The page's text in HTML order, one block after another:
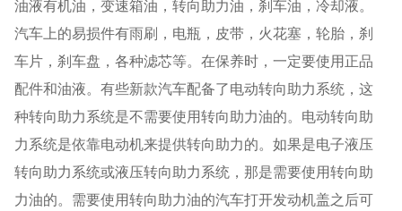
油液有机油，变速箱油，转向助力油，刹车油，冷却液。
汽车上的易损件有雨刷，电瓶，皮带，火花塞，轮胎，刹
车片，刹车盘，各种滤芯等。在保养时，一定要使用正品
配件和油液。有些新款汽车配备了电动转向助力系统，这
种转向助力系统是不需要使用转向助力油的。电动转向助
力系统是依靠电动机来提供转向助力的。如果是电子液压
转向助力系统或液压转向助力系统，那是需要使用转向助
力油的。需要使用转向助力油的汽车打开发动机盖之后可